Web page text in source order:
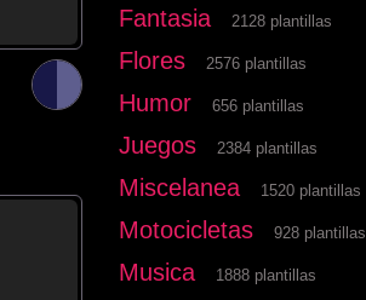
Fantasia 2128 plantillas
Flores 2576 plantillas
Humor 656 plantillas
Juegos 2384 plantillas
Miscelanea 1520 plantillas
Motocicletas 928 plantillas
Musica 1888 plantillas